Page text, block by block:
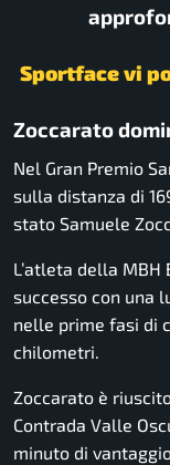
Sportface vi
Zoccarato
Nel Gran Premio
sulla distanza di
stato Samuele
L’atleta della MBH
successo con una
nelle prime fasi di
chilometri.
Zoccarato è
Contrada Valle
minuto di